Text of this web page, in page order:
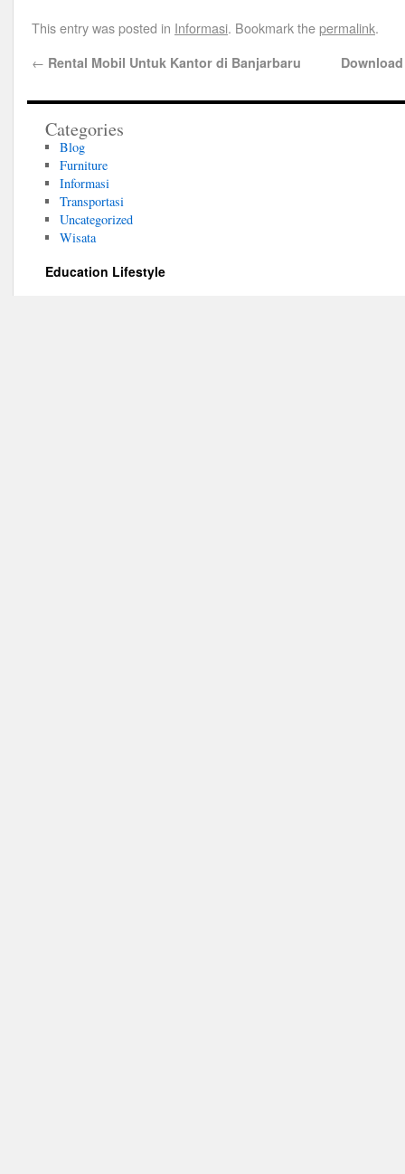
This entry was posted in Informasi. Bookmark thepermalink.
← Rental Mobil Untuk Kantor di Banjarbaru
Categories
Blog
Furniture
Informasi
Transportasi
Uncategorized
Wisata
Education Lifestyle